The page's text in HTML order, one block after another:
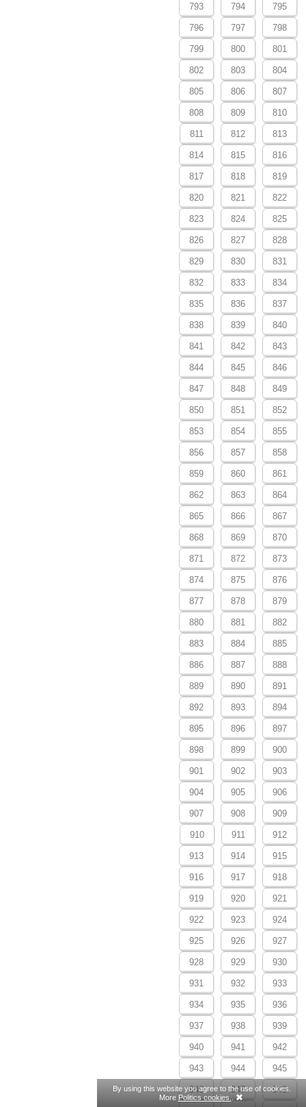
793 794 795
796 797 798
799 800 801
802 803 804
805 806 807
808 809 810
811 812 813
814 815 816
817 818 819
820 821 822
823 824 825
826 827 828
829 830 831
832 833 834
835 836 837
838 839 840
841 842 843
844 845 846
847 848 849
850 851 852
853 854 855
856 857 858
859 860 861
862 863 864
865 866 867
868 869 870
871 872 873
874 875 876
877 878 879
880 881 882
883 884 885
886 887 888
889 890 891
892 893 894
895 896 897
898 899 900
901 902 903
904 905 906
907 908 909
910 911 912
913 914 915
916 917 918
919 920 921
922 923 924
925 926 927
928 929 930
931 932 933
934 935 936
937 938 939
940 941 942
943 944 945
946 947 948
By using this website you agree to the use of cookies.
More Politics cookies..